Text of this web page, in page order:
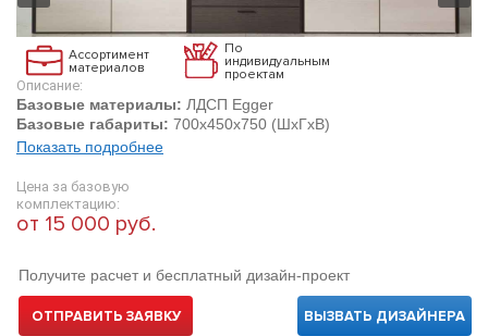
Ассортимент
материалов
По
индивидуальным
проектам
Описание:
Базовые материалы: ЛДСП Egger
Базовые габариты: 700х450х750 (ШхГхВ)
Показать подробнее
Цена за базовую
комплектацию:
от 15 000 руб.
Получите расчет и бесплатный дизайн-проект
ОТПРАВИТЬ ЗАЯВКУ ВЫЗВАТЬ ДИЗАЙНЕРА